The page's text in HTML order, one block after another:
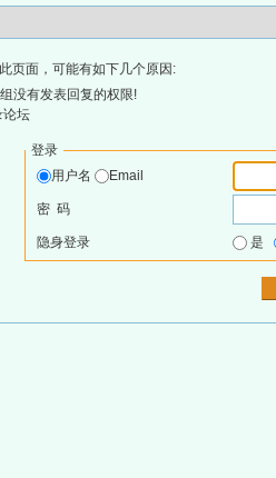
页面，可能有如下几个原因:
没有发表回复的权限!
论坛
登录
用户名
Email
密 码
隐身登录 是